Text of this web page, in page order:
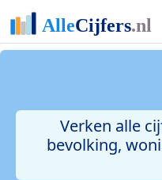
Verken alle
bevolking,